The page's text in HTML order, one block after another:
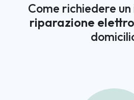
Come richiedere
riparazione